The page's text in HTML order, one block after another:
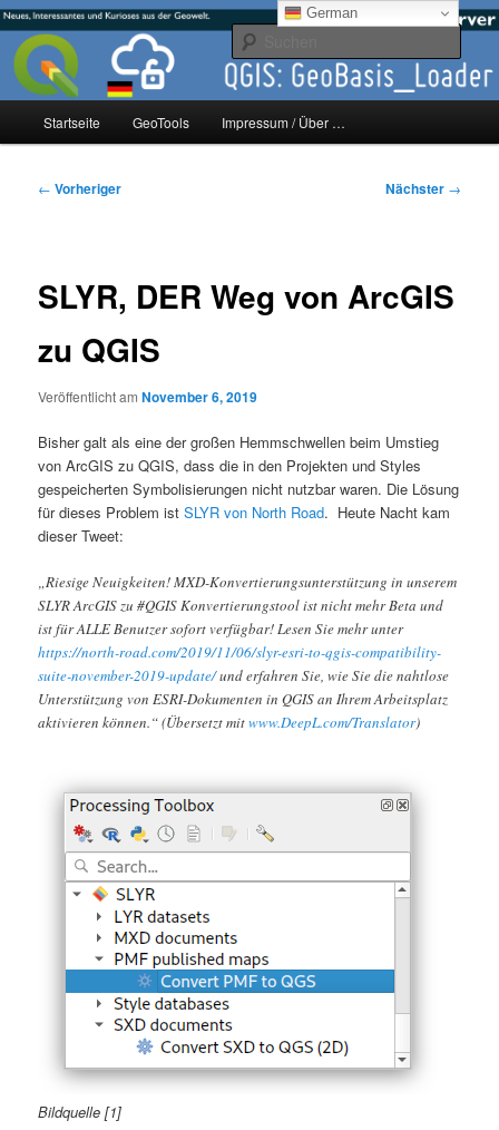
Zum
primären
Inhalt
springen#geoObserver
mikeE's GeoBlog
Startseite GeoTools Impressum / Über …
Beitragsnavigation
← Vorheriger Nächster →
SLYR, DER Weg von ArcGIS
zu QGIS
Veröffentlicht amNovember 6, 2019
Bisher galt als eine der großen Hemmschwellen beim Umstieg
von ArcGIS zu QGIS, dass die in den Projekten und Styles
gespeicherten Symbolisierungen nicht nutzbar waren. Die Lösung
für dieses Problem istSLYR von North Road. Heute Nacht kam
dieser Tweet:
„Riesige Neuigkeiten! MXD-Konvertierungsunterstützung in unserem
SLYR ArcGIS zu #QGIS Konvertierungstool ist nicht mehr Beta und
ist für ALLE Benutzer sofort verfügbar! Lesen Sie mehr unter
https://north-road.com/2019/11/06/slyr-esri-to-qgis-compatibility-
suite-november-2019-update/und erfahren Sie, wie Sie die nahtlose
Unterstützung von ESRI-Dokumenten in QGIS an Ihrem Arbeitsplatz
aktivieren können.“ (Übersetzt mitwww.DeepL.com/Translator)
Bildquelle [1]
German